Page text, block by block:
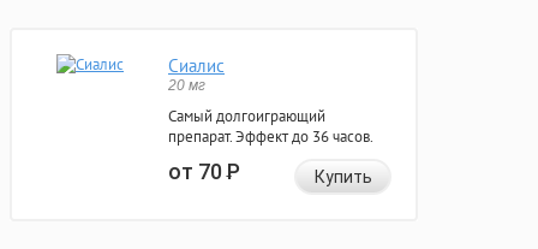
Сиалис
20 мг
Самый долгоиграющий
препарат. Эффект до 36 часов.
от 70Р Купить